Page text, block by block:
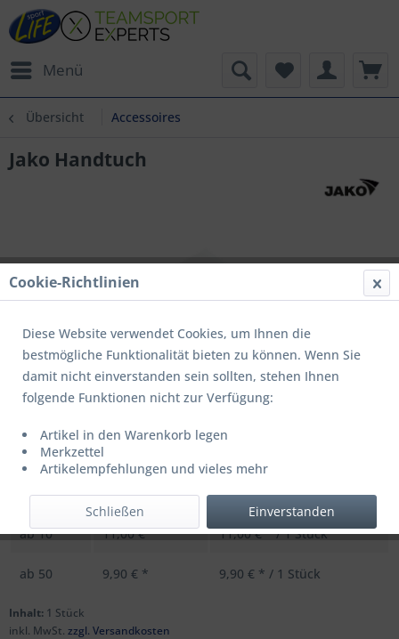
Menü
Übersicht Accessoires
Jako Handtuch
UVP: 17,99 € *
Menge
Stückpreis
Grundpreis
bis9 13,50 € * 13,50 € * / 1 Stück
ab10 11,00 € * 11,00 € * / 1 Stück
ab 50 9,90 € * 9,90 € * / 1 Stück
Inhalt: 1 Stück
inkl. MwSt. zzgl. Versandkosten
Cookie-Richtlinien
Diese Website verwendet Cookies, um Ihnen die
bestmögliche Funktionalität bieten zu können. Wenn Sie
damit nicht einverstanden sein sollten, stehen Ihnen
folgende Funktionen nicht zur Verfügung:
Artikel in den Warenkorb legen
Merkzettel
Artikelempfehlungen und vieles mehr
Einverstanden
Schließen